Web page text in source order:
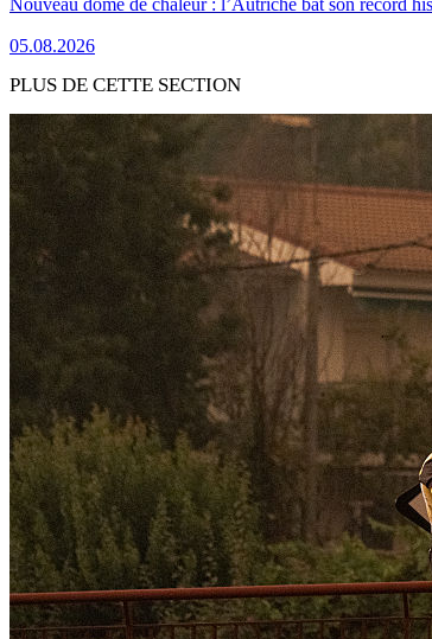
05.08.2026
PLUS DE CETTE SECTION